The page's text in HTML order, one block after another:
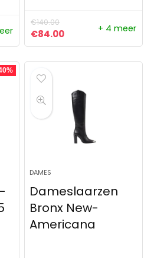
€140.00
Oorspronkelijke prijs was:
€84.00Huidige prijs is:
+ 4 meer
DAMES
Dameslaarzen
Bronx New-
Americana